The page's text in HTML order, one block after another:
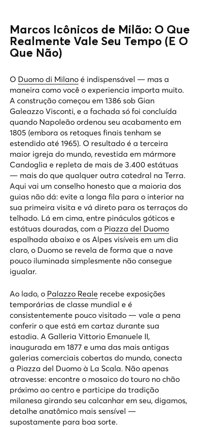
Marcos Icônicos de Milão: O Que
Realmente Vale Seu Tempo (E O
Que Não)
O Duomo di Milano é indispensável — mas a
maneira como você o experiencia importa muito.
A construção começou em 1386 sob Gian
Galeazzo Visconti, e a fachada só foi concluída
quando Napoleão ordenou seu acabamento em
1805 (embora os retoques finais tenham se
estendido até 1965). O resultado é a terceira
maior igreja do mundo, revestida em mármore
Candoglia e repleta de mais de 3.400 estátuas
— mais do que qualquer outra catedral na Terra.
Aqui vai um conselho honesto que a maioria dos
guias não dá: evite a longa fila para o interior na
sua primeira visita e vá direto para os terraços do
telhado. Lá em cima, entre pináculos góticos e
estátuas douradas, com a Piazza del Duomo
espalhada abaixo e os Alpes visíveis em um dia
claro, o Duomo se revela de forma que a nave
pouco iluminada simplesmente não consegue
igualar.
Ao lado, o Palazzo Reale recebe exposições
temporárias de classe mundial e é
consistentemente pouco visitado — vale a pena
conferir o que está em cartaz durante sua
estadia. A Galleria Vittorio Emanuele II,
inaugurada em 1877 e uma das mais antigas
galerias comerciais cobertas do mundo, conecta
a Piazza del Duomo à La Scala. Não apenas
atravesse: encontre o mosaico do touro no chão
próximo ao centro e participe da tradição
milanesa girando seu calcanhar em seu, digamos,
detalhe anatômico mais sensível —
supostamente para boa sorte.